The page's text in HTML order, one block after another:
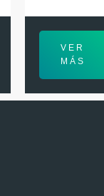
VER
MÁS